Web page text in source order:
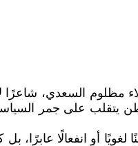
مظلوم السعدي، شاعرًا
الحكمة. وُلد في عام 1954، في